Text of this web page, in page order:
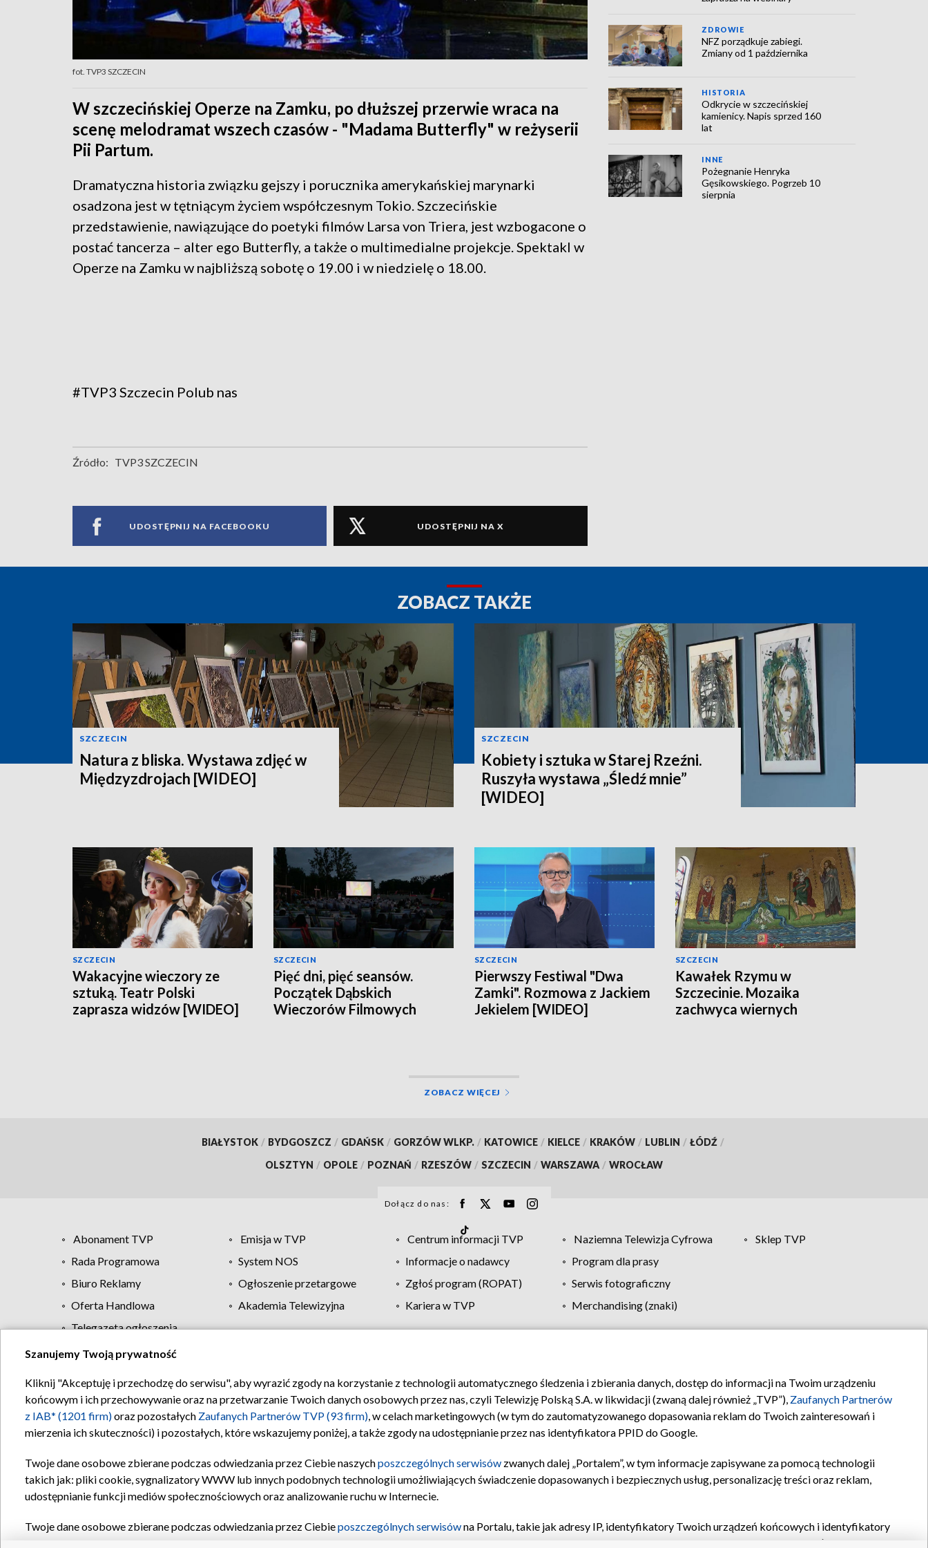
fot. TVP3 SZCZECIN
W szczecińskiej Operze na Zamku, po dłuższej przerwie wraca na
scenę melodramat wszech czasów - "Madama Butterfly" w reżyserii
Pii Partum.
Dramatyczna historia związku gejszy i porucznika amerykańskiej marynarki
osadzona jest w tętniącym życiem współczesnym Tokio. Szczecińskie
przedstawienie, nawiązujące do poetyki filmów Larsa von Triera, jest wzbogacone o
postać tancerza – alter ego Butterfly, a także o multimedialne projekcje. Spektakl w
Operze na Zamku w najbliższą sobotę o 19.00 i w niedzielę o 18.00.
#TVP3 Szczecin Polub nas
Źródło: TVP3 SZCZECIN
UDOSTĘPNIJ NA FACEBOOKU UDOSTĘPNIJ NA X
ZDROWIE
NFZ porządkuje zabiegi.
Zmiany od 1 października
HISTORIA
Odkrycie w szczecińskiej
kamienicy. Napis sprzed 160
lat
INNE
Pożegnanie Henryka
Gęsikowskiego. Pogrzeb 10
sierpnia
ZOBACZ TAKŻE
SZCZECIN
Natura z bliska. Wystawa zdjęć w
Międzyzdrojach [WIDEO]
SZCZECIN
Kobiety i sztuka w Starej Rzeźni.
Ruszyła wystawa „Śledź mnie”
[WIDEO]
SZCZECIN
Wakacyjne wieczory ze
sztuką. Teatr Polski
zaprasza widzów [WIDEO]
SZCZECIN
Pięć dni, pięć seansów.
Początek Dąbskich
Wieczorów Filmowych
SZCZECIN
Pierwszy Festiwal "Dwa
Zamki". Rozmowa z Jackiem
Jekielem [WIDEO]
SZCZECIN
Kawałek Rzymu w
Szczecinie. Mozaika
zachwyca wiernych
ZOBACZ WIĘCEJ
BIAŁYSTOK / BYDGOSZCZ / GDAŃSK / GORZÓW WLKP. / KATOWICE / KIELCE / KRAKÓW / LUBLIN / ŁÓDŹ /
OLSZTYN / OPOLE / POZNAŃ / RZESZÓW / SZCZECIN / WARSZAWA / WROCŁAW
Dołącz do nas:
Abonament TVP Emisja w TVP Centrum informacji TVP Naziemna Telewizja Cyfrowa
Sklep TVP
Rada Programowa
System NOS Informacje o nadawcy
Program dla prasy
Biuro Reklamy
Ogłoszenie przetargowe Zgłoś program (ROPAT)
Serwis fotograficzny
Oferta Handlowa
Akademia Telewizyjna Kariera w TVP
Merchandising (znaki)
Telegazeta ogłoszenia
Regulamin TVP Polityka prywatności Moje zgody Pomoc Biuro reklamy Kontakt
Szanujemy Twoją prywatność
Kliknij "Akceptuję i przechodzę do serwisu", aby wyrazić zgody na korzystanie z technologii automatycznego śledzenia i zbierania danych, dostęp do informacji na Twoim urządzeniu
końcowym i ich przechowywanie oraz na przetwarzanie Twoich danych osobowych przez nas, czyli Telewizję Polską S.A. w likwidacji (zwaną dalej również „TVP”), Zaufanych Partnerów
z IAB* (1201 firm)oraz pozostałych Zaufanych Partnerów TVP (93 firm), w celach marketingowych (w tym do zautomatyzowanego dopasowania reklam do Twoich zainteresowań i
mierzenia ich skuteczności) i pozostałych, które wskazujemy poniżej, a także zgody na udostępnianie przez nas identyfikatora PPID do Google.
Twoje dane osobowe zbierane podczas odwiedzania przez Ciebie naszychposzczególnych serwisów zwanych dalej „Portalem”, w tym informacje zapisywane za pomocą technologii
takich jak: pliki cookie, sygnalizatory WWW lub innych podobnych technologii umożliwiających świadczenie dopasowanych i bezpiecznych usług, personalizację treści oraz reklam,
udostępnianie funkcji mediów społecznościowych oraz analizowanie ruchu w Internecie.
Twoje dane osobowe zbierane podczas odwiedzania przez Ciebieposzczególnych serwisówna Portalu, takie jak adresy IP, identyfikatory Twoich urządzeń końcowych i identyfikatory
oraz pozostałych